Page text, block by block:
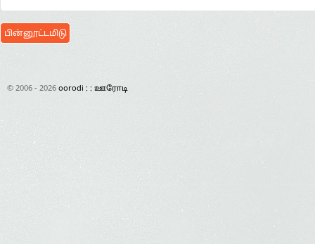
© 2006 - 2026 oorodi : : ஊரோடி